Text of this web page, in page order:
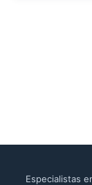
Especialistas